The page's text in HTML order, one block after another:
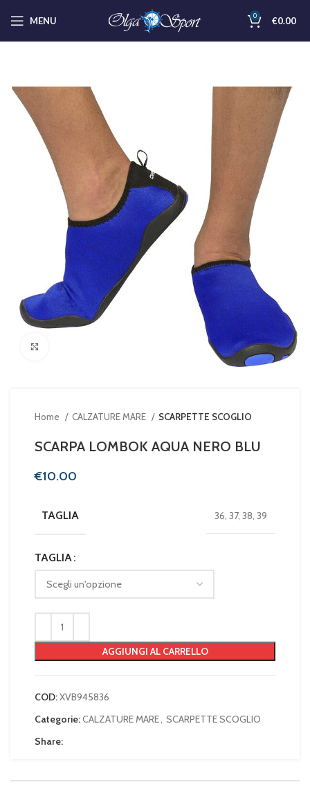
MENU 0 €0.00
Home CALZATURE MARE SCARPETTE SCOGLIO
SCARPA LOMBOK AQUA NERO BLU
€
TAGLIA 36, 37, 38, 39
TAGLIA
AGGIUNGI AL CARRELLO
COD:XVB945836
Categorie:CALZATURE MARE, SCARPETTE SCOGLIO
Share: